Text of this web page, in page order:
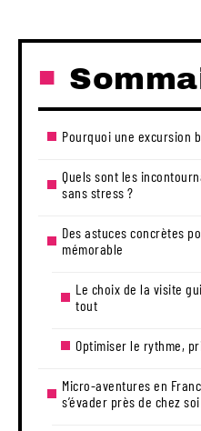
Pourquoi une excursion
Quels sont les
sans stress ?
Des astuces concrètes
mémorable
Le choix de la visite
tout
Optimiser le rythme,
Micro-aventures en
s’évader près de chez soi